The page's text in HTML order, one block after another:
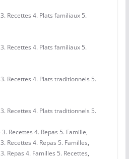
Recettes 4. Plats familiaux 5.
Recettes 4. Plats familiaux 5.
Recettes 4. Plats traditionnels 5.
Recettes 4. Plats traditionnels 5.
Recettes 4. Repas 5. Famille,
Recettes 4. Repas 5. Familles,
Repas 4. Familles 5. Recettes,